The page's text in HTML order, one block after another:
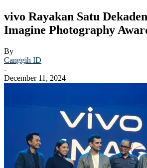
vivo Rayakan Satu
Imagine Photography
By
Canggih ID
-
December 11, 2024